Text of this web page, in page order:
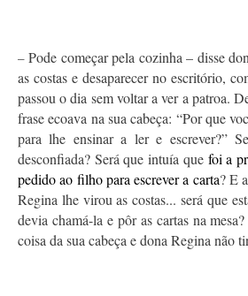
–Pode começar pela cozinha – disse
as costas e desaparecer no escritório,
passou o dia sem voltar a ver a patroa.
frase ecoava na sua cabeça: “Por que
para lhe ensinar a ler e escrever?”
desconfiada? Será que intuía que foi a
pedido ao filho para escrever a carta? E
Regina lhe virou as costas... será que
devia chamá-la e pôr as cartas na
coisa da sua cabeça e dona Regina não